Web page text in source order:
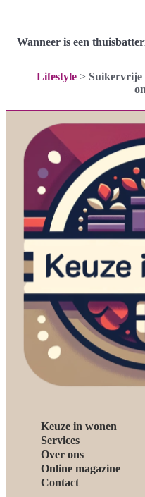
Wanneer is een
Lifestyle > Suikervrije
Keuze in wonen
Services
Over ons
Online magazine
Contact